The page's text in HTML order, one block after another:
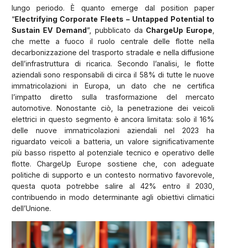
lungo periodo. È quanto emerge dal position paper
“Electrifying Corporate Fleets – Untapped Potential to
Sustain EV Demand”, pubblicato da ChargeUp Europe
che mette a fuoco il ruolo centrale delle flotte nella
decarbonizzazione del trasporto stradale e nella diffusione
dell’infrastruttura di ricarica. Secondo l’analisi, le flotte
aziendali sono responsabili di circa il 58% di tutte le nuove
immatricolazioni in Europa, un dato che ne certifica
l’impatto diretto sulla trasformazione del mercato
automotive. Nonostante ciò, la penetrazione dei veicoli
elettrici in questo segmento è ancora limitata: solo il 16%
delle nuove immatricolazioni aziendali nel 2023 ha
riguardato veicoli a batteria, un valore significativamente
più basso rispetto al potenziale tecnico e operativo delle
flotte. ChargeUp Europe sostiene che, con adeguate
politiche di supporto e un contesto normativo favorevole,
questa quota potrebbe salire al 42% entro il 2030,
contribuendo in modo determinante agli obiettivi climatici
dell’Unione.